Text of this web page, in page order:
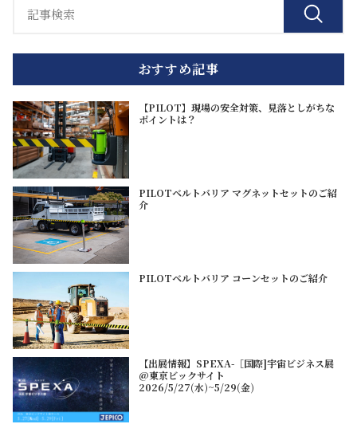
おすすめ記事
【PILOT】現場の安全対策、見落としがちな
ポイントは？
PILOTベルトバリア マグネットセットのご紹
介
PILOTベルトバリア コーンセットのご紹介
【出展情報】SPEXA-［国際]宇宙ビジネス展
@東京ビックサイト
2026/5/27(水)~5/29(金)